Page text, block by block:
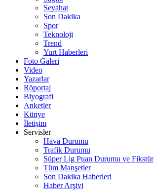
Seyahat
Son Dakika
Spor
Teknoloji
Trend
Yurt Haberleri
Foto Galeri
Video
Yazarlar
Röportaj
Biyografi
Anketler
Künye
İletişim
Servisler
Hava Durumu
Trafik Durumu
Süper Lig Puan Durumu ve Fikstür
Tüm Manşetler
Son Dakika Haberleri
Haber Arşivi